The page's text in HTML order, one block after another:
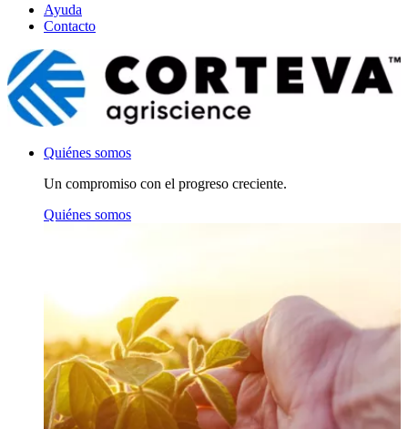
Ayuda
Contacto
Quiénes somos
Un compromiso con el progreso creciente.
Quiénes somos